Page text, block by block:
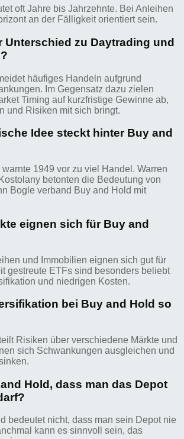
oft Jahre bis Jahrzehnte. Bei Anleihen
an der Fälligkeit orientiert sein.
Unterschied zu Daytrading und
häufiges Handeln aufgrund
Im Gegensatz dazu zielen
Timing auf kurzfristige Gewinne ab,
und Risiken mit sich bringt.
Idee steckt hinter Buy and
1949 vor zu viel Handel. Warren
betonten die Bedeutung von
Bogle verband Buy and Hold mit
eignen sich für Buy and
und Immobilien eignen sich gut für
gestreute ETFs sind besonders beliebt
und niedrigen Kosten.
bei Buy and Hold so
Risiken über verschiedene Märkte und
sich Schwankungen ausgleichen und
Hold, dass man das Depot
bedeutet nicht, dass man sein Depot nie
kann es sinnvoll sein, das